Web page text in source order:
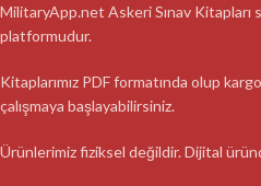
MilitaryApp.net Askeri Sınav Kitapları
platformudur.
Kitaplarımız PDF formatında olup
çalışmaya başlayabilirsiniz.
Ürünlerimiz fiziksel değildir. Dijital